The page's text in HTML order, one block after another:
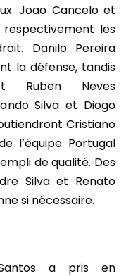
Joao Cancelo et
les
Danilo Pereira
la défense, tandis
Ruben Neves
Silva et Diogo
Cristiano
l’équipe Portugal
de qualité. Des
Silva et Renato
si nécessaire.
a pris en